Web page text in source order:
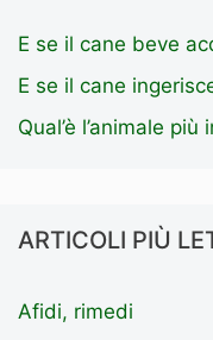
E se il cane beve
E se il cane
Qual’è l’animale
ARTICOLI PIÙ
Afidi, rimedi